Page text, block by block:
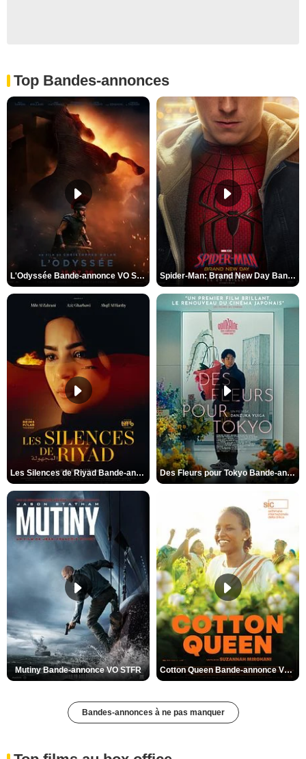
Top Bandes-annonces
L'Odyssée Bande-annonce VO STFR Spider-Man: Brand New Day Bande-annonce VO STFR
Les Silences de Riyad Bande-annonce VO STFR Des Fleurs pour Tokyo Bande-annonce VO STFR
Mutiny Bande-annonce VO STFR Cotton Queen Bande-annonce VO STFR
Bandes-annonces à ne pas manquer